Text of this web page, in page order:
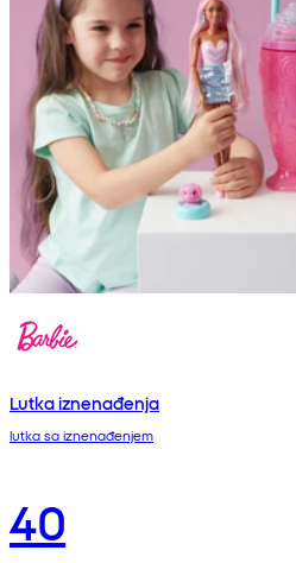
Lutka iznenađenja
lutka sa iznenađenjem
40